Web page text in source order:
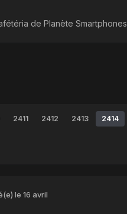
de Planète Smartphones
2411 2412 2413 2414
le 16 avril